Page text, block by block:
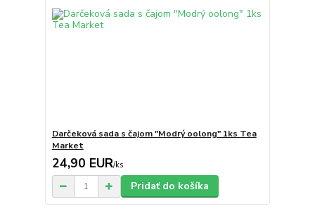
Darčeková sada s čajom "Modrý oolong" 1ks Tea
Market
24,90 EUR/ks
Pridať do košíka